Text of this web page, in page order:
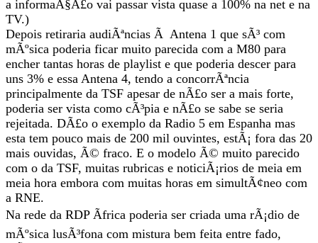
a informaÃ§Ã£o vai passar vista quase a 100% na net e na
TV.)
Depois retiraria audiÃªncias Ã Antena 1 que sÃ³ com
mÃºsica poderia ficar muito parecida com a M80 para
encher tantas horas de playlist e que poderia descer para
uns 3% e essa Antena 4, tendo a concorrÃªncia
principalmente da TSF apesar de nÃ£o ser a mais forte,
poderia ser vista como cÃ³pia e nÃ£o se sabe se seria
rejeitada. DÃ£o o exemplo da Radio 5 em Espanha mas
esta tem pouco mais de 200 mil ouvintes, estÃ¡ fora das 20
mais ouvidas, Ã© fraco. E o modelo Ã© muito parecido
com o da TSF, muitas rubricas e noticiÃ¡rios de meia em
meia hora embora com muitas horas em simultÃ¢neo com
a RNE.
Na rede da RDP Ãfrica poderia ser criada uma rÃ¡dio de
mÃºsica lusÃ³fona com mistura bem feita entre fado,